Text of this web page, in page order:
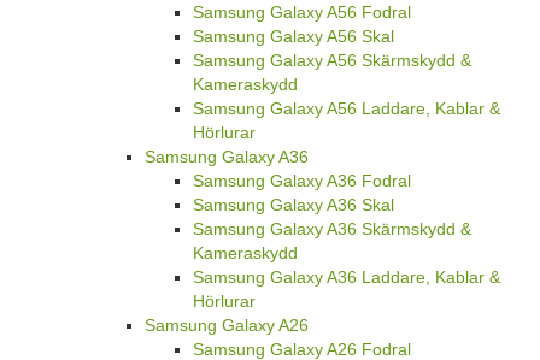
Samsung Galaxy A56 Fodral
Samsung Galaxy A56 Skal
Samsung Galaxy A56 Skärmskydd &
Kameraskydd
Samsung Galaxy A56 Laddare, Kablar &
Hörlurar
Samsung Galaxy A36
Samsung Galaxy A36 Fodral
Samsung Galaxy A36 Skal
Samsung Galaxy A36 Skärmskydd &
Kameraskydd
Samsung Galaxy A36 Laddare, Kablar &
Hörlurar
Samsung Galaxy A26
Samsung Galaxy A26 Fodral